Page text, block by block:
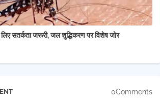
सतर्कता जरूरी, जल शुद्धिकरण पर विशेष जोर
0Comments